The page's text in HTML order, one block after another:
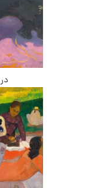
در کنار دریا – پل گوگن